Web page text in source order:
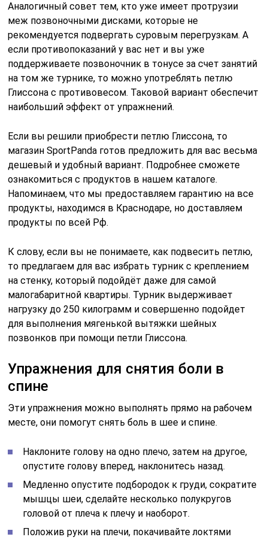
Аналогичный совет тем, кто уже имеет протрузии
меж позвоночными дисками, которые не
рекомендуется подвергать суровым перегрузкам. А
если противопоказаний у вас нет и вы уже
поддерживаете позвоночник в тонусе за счет занятий
на том же турнике, то можно употреблять петлю
Глиссона с противовесом. Таковой вариант обеспечит
наибольший эффект от упражнений.
Если вы решили приобрести петлю Глиссона, то
магазин SportPanda готов предложить для вас весьма
дешевый и удобный вариант. Подробнее сможете
ознакомиться с продуктов в нашем каталоге.
Напоминаем, что мы предоставляем гарантию на все
продукты, находимся в Краснодаре, но доставляем
продукты по всей Рф.
К слову, если вы не понимаете, как подвесить петлю,
то предлагаем для вас избрать турник с креплением
на стенку, который подойдёт даже для самой
малогабаритной квартиры. Турник выдерживает
нагрузку до 250 килограмм и совершенно подойдет
для выполнения мягенькой вытяжки шейных
позвонков при помощи петли Глиссона.
Упражнения для снятия боли в
спине
Эти упражнения можно выполнять прямо на рабочем
месте, они помогут снять боль в шее и спине.
Наклоните голову на одно плечо, затем на другое,
опустите голову вперед, наклонитесь назад.
Медленно опустите подбородок к груди, сократите
мышцы шеи, сделайте несколько полукругов
головой от плеча к плечу и наоборот.
Положив руки на плечи, покачивайте локтями